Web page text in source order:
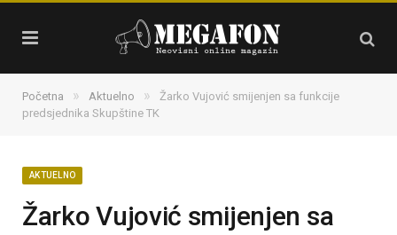
Početna » Aktuelno »
Žarko Vujović smijenjen sa funkcije
predsjednika Skupštine TK
AKTUELNO
Žarko Vujović smijenjen sa